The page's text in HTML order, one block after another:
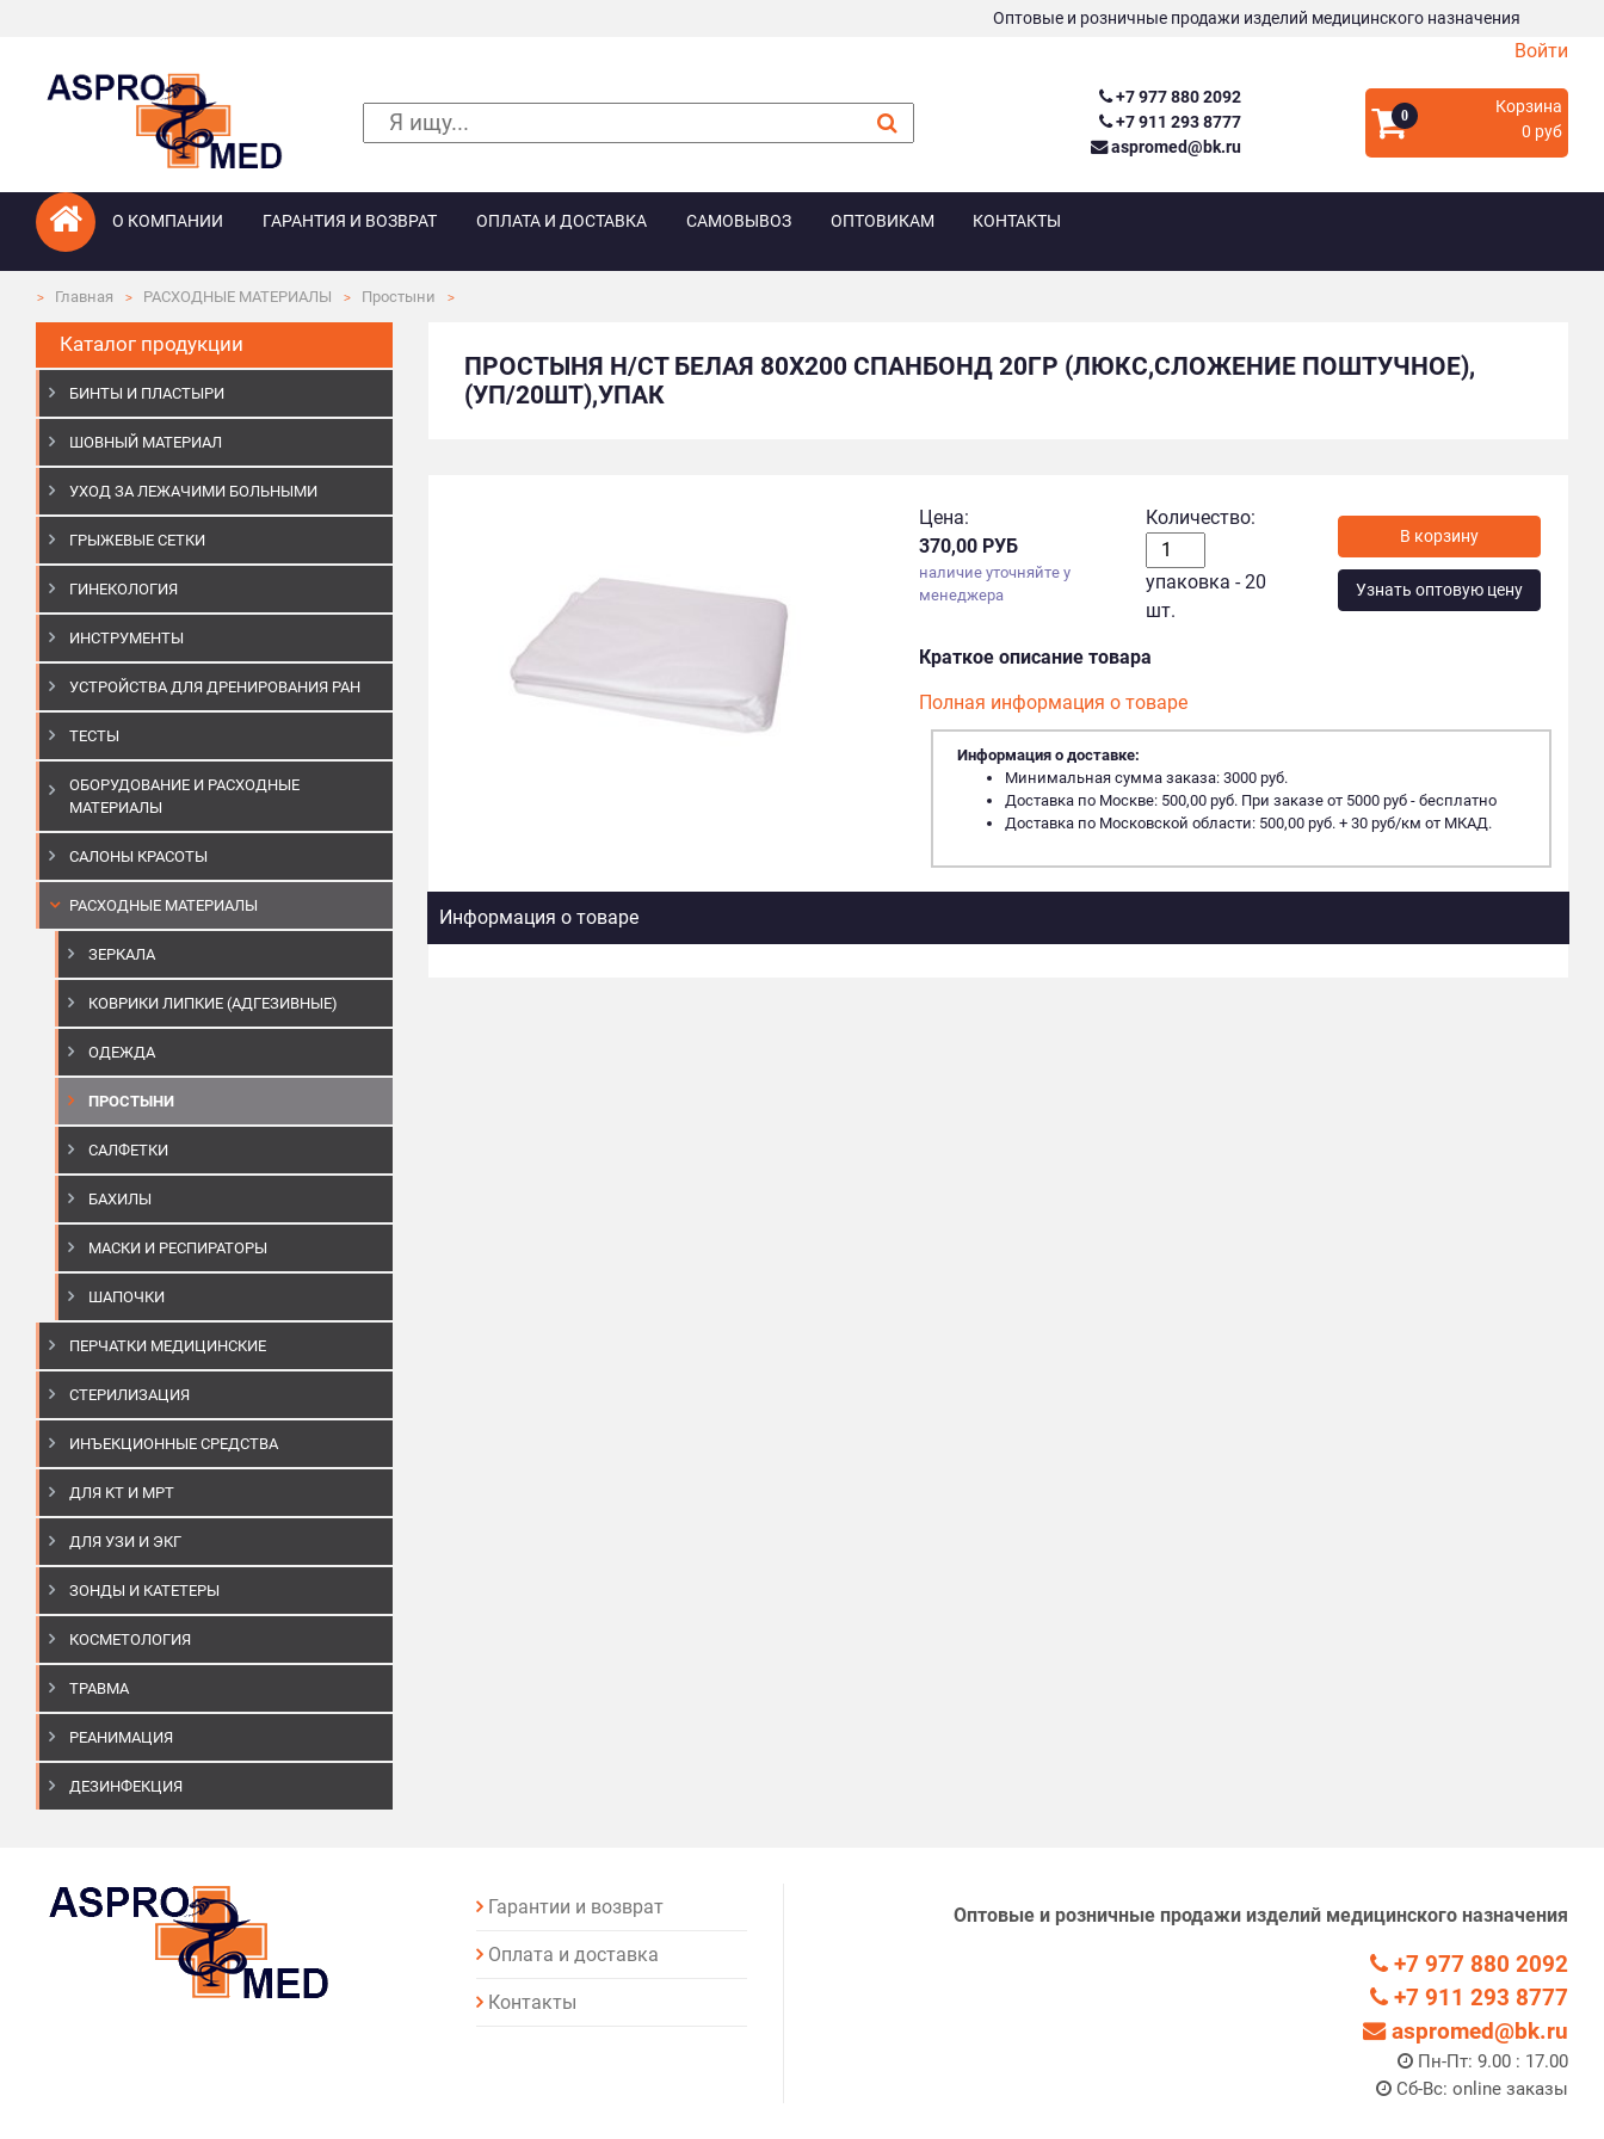
Оптовые и розничные продажи изделий медицинского назначения
Войти
+7 977 880 2092
+7 911 293 8777
aspromed@bk.ru
0
Корзина
0 руб
О КОМПАНИИ ГАРАНТИЯ И ВОЗВРАТ ОПЛАТА И ДОСТАВКА САМОВЫВОЗ ОПТОВИКАМ КОНТАКТЫ
Главная РАСХОДНЫЕ МАТЕРИАЛЫ Простыни
Каталог продукции
БИНТЫ И ПЛАСТЫРИ
ШОВНЫЙ МАТЕРИАЛ
УХОД ЗА ЛЕЖАЧИМИ БОЛЬНЫМИ
ГРЫЖЕВЫЕ СЕТКИ
ГИНЕКОЛОГИЯ
ИНСТРУМЕНТЫ
УСТРОЙСТВА ДЛЯ ДРЕНИРОВАНИЯ РАН
ТЕСТЫ
ОБОРУДОВАНИЕ И РАСХОДНЫЕ
МАТЕРИАЛЫ
САЛОНЫ КРАСОТЫ
РАСХОДНЫЕ МАТЕРИАЛЫ
ЗЕРКАЛА
КОВРИКИ ЛИПКИЕ (АДГЕЗИВНЫЕ)
ОДЕЖДА
ПРОСТЫНИ
САЛФЕТКИ
БАХИЛЫ
МАСКИ И РЕСПИРАТОРЫ
ШАПОЧКИ
ПЕРЧАТКИ МЕДИЦИНСКИЕ
СТЕРИЛИЗАЦИЯ
ИНЪЕКЦИОННЫЕ СРЕДСТВА
ДЛЯ КТ И МРТ
ДЛЯ УЗИ И ЭКГ
ЗОНДЫ И КАТЕТЕРЫ
КОСМЕТОЛОГИЯ
ТРАВМА
РЕАНИМАЦИЯ
ДЕЗИНФЕКЦИЯ
ПРОСТЫНЯ Н/СТ БЕЛАЯ 80Х200 СПАНБОНД 20ГР (ЛЮКС,СЛОЖЕНИЕ ПОШТУЧНОЕ),
(УП/20ШТ),УПАК
Цена:
370,00 РУБ
наличие уточняйте у
менеджера
Количество:
упаковка - 20
шт.
Узнать оптовую цену
Краткое описание товара
Полная информация о товаре
Информация о доставке:
Минимальная сумма заказа: 3000 руб.
Доставка по Москве: 500,00 руб. При заказе от 5000 руб - бесплатно
Доставка по Московской области: 500,00 руб. + 30 руб/км от МКАД.
Информация о товаре
Гарантии и возврат
Оплата и доставка
Контакты
Оптовые и розничные продажи изделий медицинского назначения
+7 977 880 2092
+7 911 293 8777
aspromed@bk.ru
Пн-Пт: 9.00 : 17.00
Сб-Вс: online заказы